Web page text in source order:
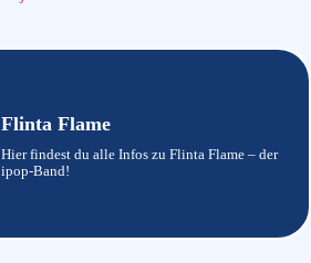
Flinta Flame
Hier findest du alle Infos zu Flinta Flame – der
ipop-Band!